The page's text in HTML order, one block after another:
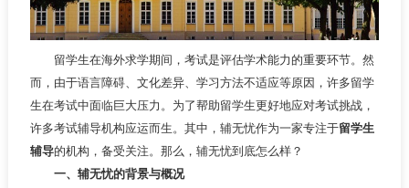
留学生在海外求学期间，考试是评估学术能力的重要环节。然
而，由于语言障碍、文化差异、学习方法不适应等原因，许多留学
生在考试中面临巨大压力。为了帮助留学生更好地应对考试挑战，
许多考试辅导机构应运而生。其中，辅无忧作为一家专注于留学生
辅导的机构，备受关注。那么，辅无忧到底怎么样？
一、辅无忧的背景与概况